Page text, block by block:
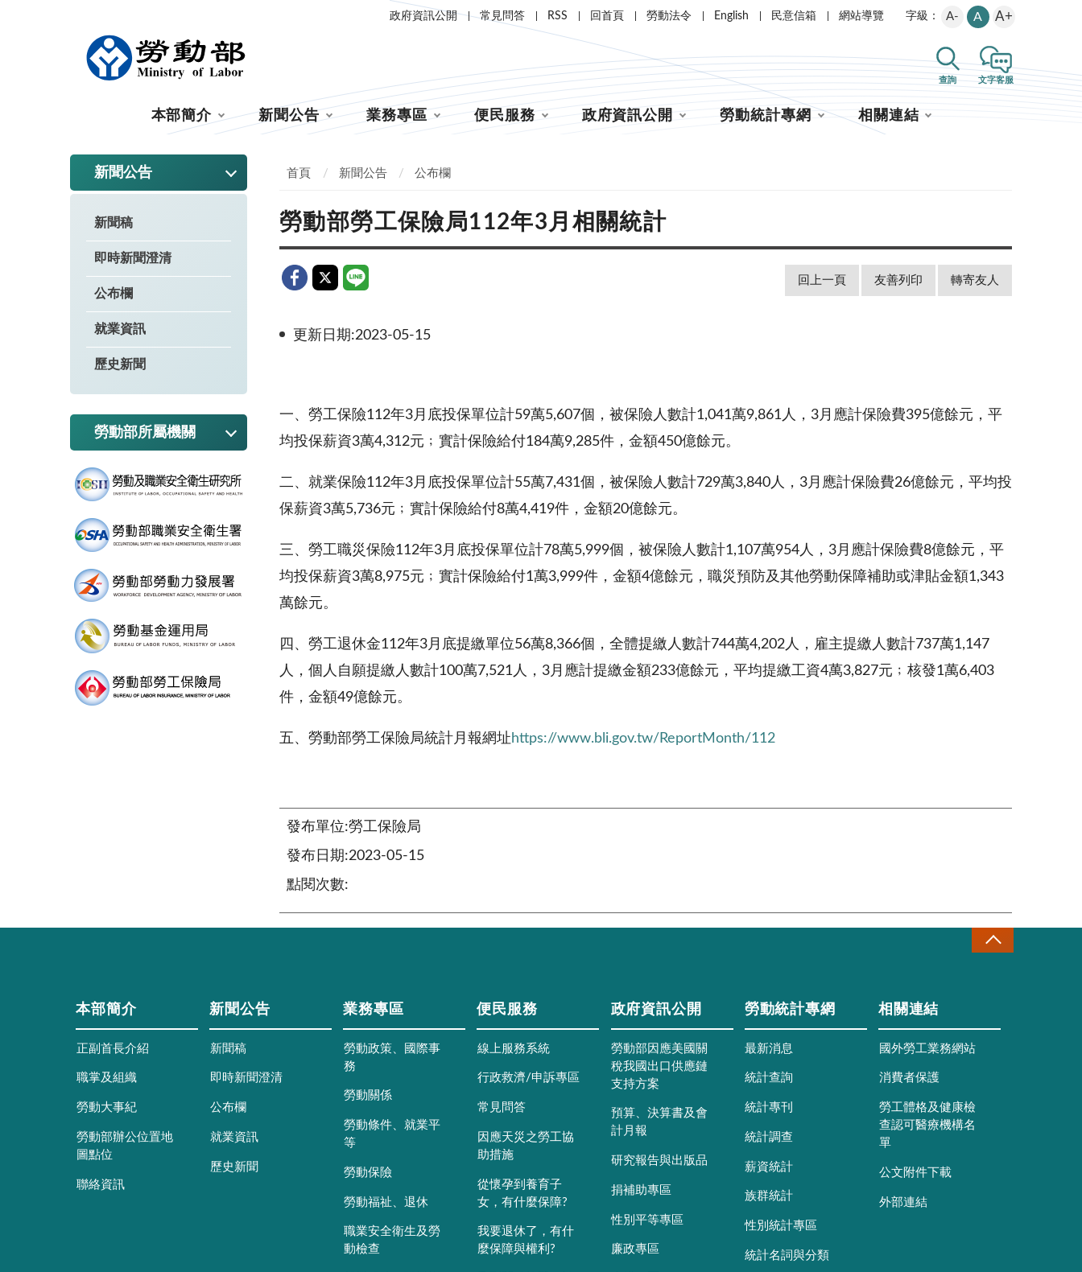
政府資訊公開 常見問答 RSS 回首頁 勞動法令 English 民意信箱 網站導覽 字級： A- A A+
查詢 文字客服
本部簡介 新聞公告 業務專區 便民服務 政府資訊公開 勞動統計專網 相關連結
新聞公告
新聞稿
即時新聞澄清
公布欄
就業資訊
歷史新聞
勞動部所屬機關
首頁 新聞公告 公布欄
勞動部勞工保險局112年3月相關統計
回上一頁 友善列印 轉寄友人
更新日期:2023-05-15
一、勞工保險112年3月底投保單位計59萬5,607個，被保險人數計1,041萬9,861人，3月應計保險費395億餘元，平
均投保薪資3萬4,312元﹔實計保險給付184萬9,285件，金額450億餘元。
二、就業保險112年3月底投保單位計55萬7,431個，被保險人數計729萬3,840人，3月應計保險費26億餘元，平均投
保薪資3萬5,736元﹔實計保險給付8萬4,419件，金額20億餘元。
三、勞工職災保險112年3月底投保單位計78萬5,999個，被保險人數計1,107萬954人，3月應計保險費8億餘元，平
均投保薪資3萬8,975元﹔實計保險給付1萬3,999件，金額4億餘元，職災預防及其他勞動保障補助或津貼金額1,343
萬餘元。
四、勞工退休金112年3月底提繳單位56萬8,366個，全體提繳人數計744萬4,202人，雇主提繳人數計737萬1,147
人，個人自願提繳人數計100萬7,521人，3月應計提繳金額233億餘元，平均提繳工資4萬3,827元﹔核發1萬6,403
件，金額49億餘元。
五、勞動部勞工保險局統計月報網址 https://www.bli.gov.tw/ReportMonth/112
發布單位:勞工保險局
發布日期:2023-05-15
點閱次數:
本部簡介
正副首長介紹
職掌及組織
勞動大事紀
勞動部辦公位置地
圖點位
聯絡資訊
新聞公告
新聞稿
即時新聞澄清
公布欄
就業資訊
歷史新聞
業務專區
勞動政策、國際事
務
勞動關係
勞動條件、就業平
等
勞動保險
勞動福祉、退休
職業安全衛生及勞
動檢查
便民服務
線上服務系統
行政救濟/申訴專區
常見問答
因應天災之勞工協
助措施
從懷孕到養育子
女，有什麼保障?
我要退休了，有什
麼保障與權利?
政府資訊公開
勞動部因應美國關
稅我國出口供應鏈
支持方案
預算、決算書及會
計月報
研究報告與出版品
捐補助專區
性別平等專區
廉政專區
勞動統計專網
最新消息
統計查詢
統計專刊
統計調查
薪資統計
族群統計
性別統計專區
統計名詞與分類
相關連結
國外勞工業務網站
消費者保護
勞工體格及健康檢
查認可醫療機構名
單
公文附件下載
外部連結